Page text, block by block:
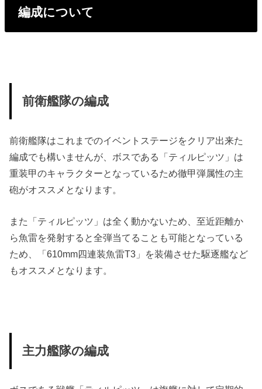
編成について
前衛艦隊の編成
前衛艦隊はこれまでのイベントステージをクリア出来た
編成でも構いませんが、ボスである「ティルピッツ」は
重装甲のキャラクターとなっているため徹甲弾属性の主
砲がオススメとなります。
また「ティルピッツ」は全く動かないため、至近距離か
ら魚雷を発射すると全弾当てることも可能となっている
ため、「610mm四連装魚雷T3」を装備させた駆逐艦など
もオススメとなります。
主力艦隊の編成